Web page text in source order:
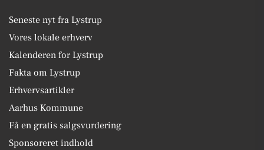
Seneste nyt fra Lystrup
Vores lokale erhverv
Kalenderen for Lystrup
Fakta om Lystrup
Erhvervsartikler
Aarhus Kommune
Få en gratis salgsvurdering
Sponsoreret indhold